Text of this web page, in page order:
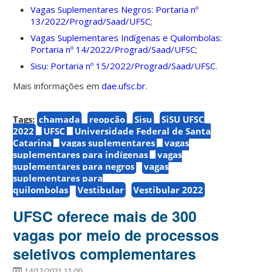
Vagas Suplementares Negros: Portaria nº
13/2022/Prograd/Saad/UFSC;
Vagas Suplementares Indígenas e Quilombolas:
Portaria nº 14/2022/Prograd/Saad/UFSC;
Sisu: Portaria nº 15/2022/Prograd/Saad/UFSC.
Mais informações emdae.ufsc.br.
Tags: chamada reopção Sisu
SiSU UFSC
2022
UFSC
Universidade Federal de Santa
Catarina
vagas suplementares
vagas
suplementares para indígenas
vagas
suplementares para negros
vagas
suplementares para
quilombolas
Vestibular Vestibular 2022
UFSC oferece mais de 300
vagas por meio de processos
seletivos complementares